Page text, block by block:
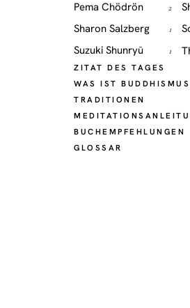
Pema Chödrön 2
Sharon Salzberg 1
Suzuki Shunryū 1
ZITAT DES TAGES
WAS IST
TRADITIONEN
BUCHEMPFEHLUNGEN
GLOSSAR